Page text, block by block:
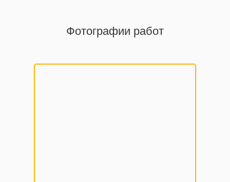
Фотографии работ